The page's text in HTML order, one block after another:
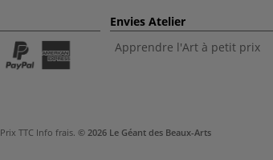
Envies Atelier
Apprendre l'Art à petit prix
Prix TTC Info frais. © 2026 Le Géant des Beaux-Arts